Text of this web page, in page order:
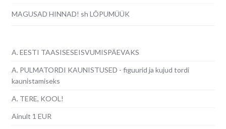
MAGUSAD HINNAD! sh LÕPUMÜÜK
A. EESTI TAASISESEISVUMISPÄEVAKS
A. PULMATORDI KAUNISTUSED - figuurid ja kujud tordi
kaunistamiseks
A. TERE, KOOL!
Ainult 1 EUR